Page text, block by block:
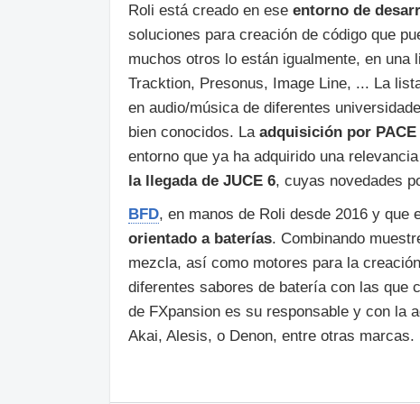
Roli está creado en ese entorno de
soluciones para creación de código que
muchos otros lo están igualmente, en
Tracktion, Presonus, Image Line, ... La
en audio/música de diferentes
bien conocidos. La adquisición por PACE
entorno que ya ha adquirido una
la llegada de JUCE 6, cuyas novedades
BFD, en manos de Roli desde 2016 y que
orientado a baterías. Combinando
mezcla, así como motores para la
diferentes sabores de batería con las que
de FXpansion es su responsable y con la
Akai, Alesis, o Denon, entre otras marcas.